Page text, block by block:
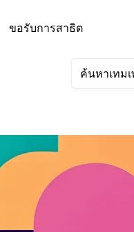
ขอรับการสาธิต